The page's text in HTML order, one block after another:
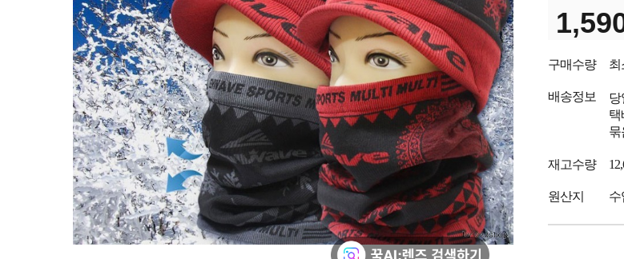
구매수량 최
배송정보 당
택
묶
재고수량
원산지 수